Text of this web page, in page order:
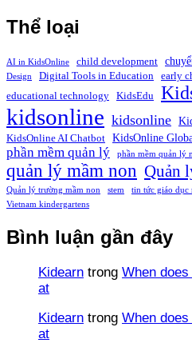
Thể loại
AI in KidsOnline child development
Design
Digital Tools in Education
early
educational technology
KidsEdu
kidsonline kidsonline
KidsOnline AI Chatbot
KidsOnline
phần mềm quản lý phần mềm quản lý
quản lý mầm non Quản
Quản lý trường mầm non stem tin tức giáo dục
Vietnam kindergartens
Bình luận gần đây
Kidearn trong When
at
Kidearn trong When
at